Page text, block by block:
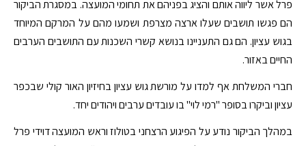
פרל אשר ליווה אותם והציג בפניהם את תחומי המועצה. במסגרת הביקור
הם פגשו תושבים שעלו ארצה מצרפת ושמעו מהם על המרקם המיוחד
בגוש עציון. הם גם התעניינו בנושא קשרי השכנות עם התושבים הערבים
החיים באזור.
חברי המשלחת אף למדו על מורשת גוש עציון בחיזיון האור קולי שבכפר
עציון וביקרו בסופר "רמי לוי" בו עובדים ערבים ויהודים יחד.
במהלך הביקור נודע על הפיגוע הרצחני בטולוז וראש המועצה דוידי פרל